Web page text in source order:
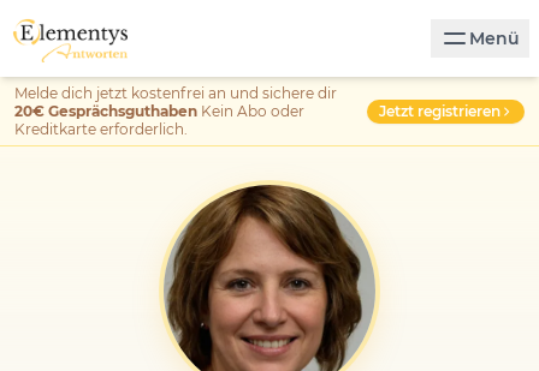
Menü
Melde dich jetzt kostenfrei an und sichere dir
20€ Gesprächsguthaben Kein Abo oder
Kreditkarte erforderlich.
Jetzt registrieren